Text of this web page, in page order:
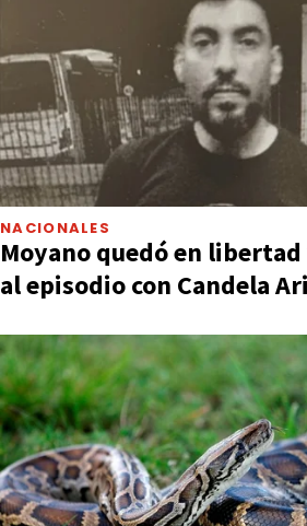
NACIONALES
Moyano quedó en
al episodio con Candela